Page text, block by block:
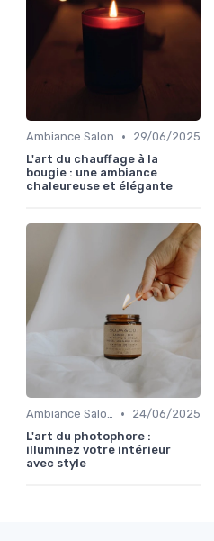
Ambiance Salon •
29/06/2025
L'art du chauffage à la
bougie : une ambiance
chaleureuse et élégante
Ambiance Salon •
24/06/2025
L'art du photophore :
illuminez votre intérieur
avec style